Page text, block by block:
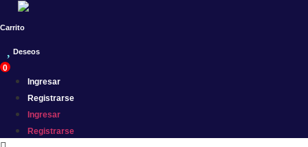
Carrito
Deseos
0
Ingresar
Registrarse
Ingresar
Registrarse